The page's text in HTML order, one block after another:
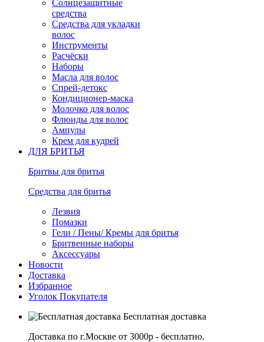
Солнцезащитные
средства
Средства для укладки
волос
Инструменты
Расчёски
Наборы
Масла для волос
Спрей-детокс
Кондиционер-маска
Молочко для волос
Флюиды для волос
Ампулы
Крем для кудрей
ДЛЯ БРИТЬЯ
Бритвы для бритья
Средства для бритья
Лезвия
Помазки
Гели / Пены/ Кремы для бритья
Бритвенные наборы
Аксессуары
Новости
Доставка
Избранное
Уголок Покупателя
Бесплатная доставка
Доставка по г.Москве от 3000р - бесплатно.